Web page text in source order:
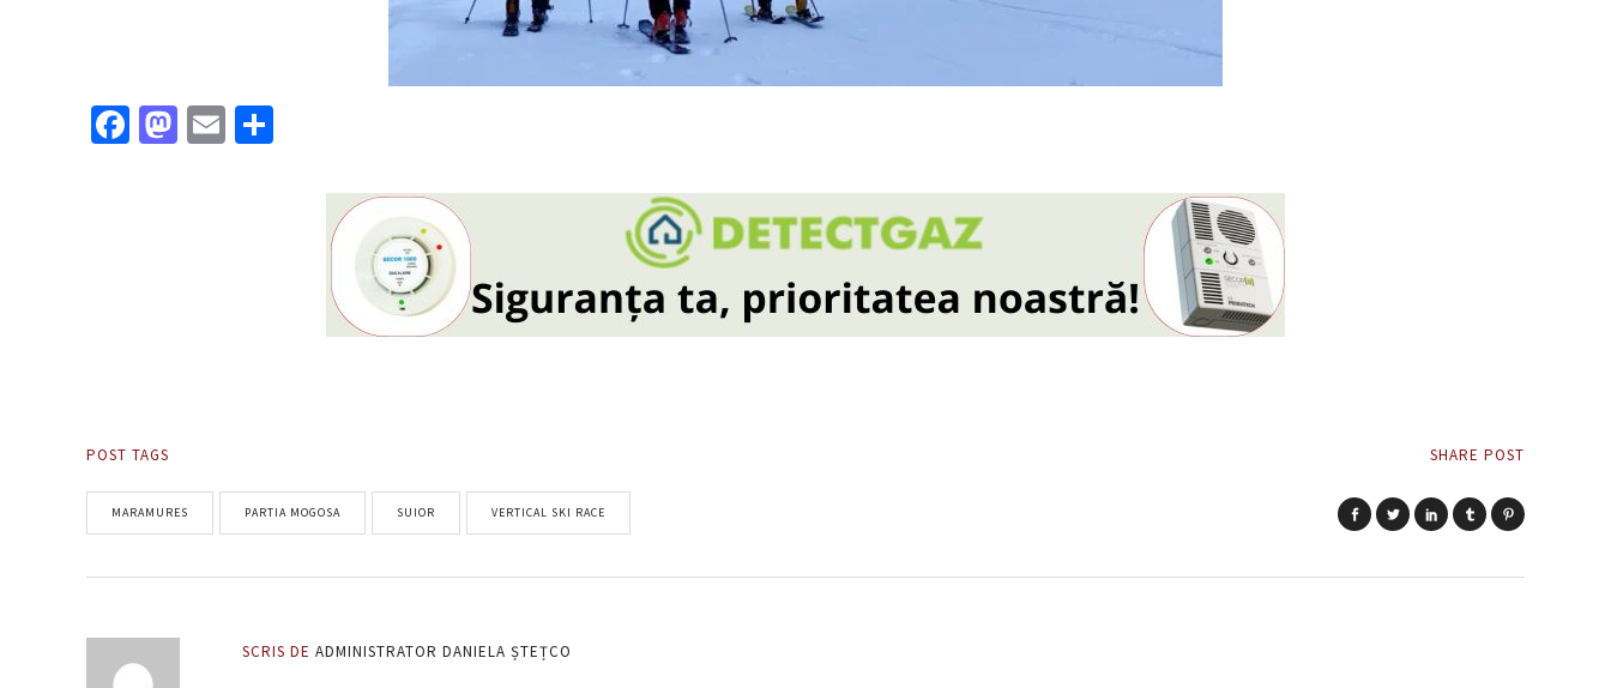
Facebook
Mastodon
Email
POST TAGS
MARAMURES PARTIA MOGOSA SUIOR VERTICAL SKI RACE
SHARE POST
SCRIS DE ADMINISTRATOR DANIELA ȘTEȚCO